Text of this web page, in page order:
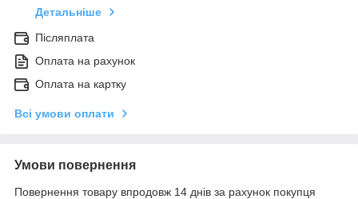
Детальніше
Післяплата
Оплата на рахунок
Оплата на картку
Всі умови оплати
Умови повернення
Повернення товару впродовж 14 днів за рахунок покупця